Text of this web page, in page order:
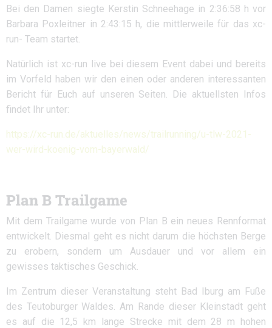
Bei den Damen siegte Kerstin Schneehage in 2:36:58 h vor
Barbara Poxleitner in 2:43:15 h, die mittlerweile für das xc-
run- Team startet.
Natürlich ist xc-run live bei diesem Event dabei und bereits
im Vorfeld haben wir den einen oder anderen interessanten
Bericht für Euch auf unseren Seiten. Die aktuellsten Infos
findet Ihr unter:
https://xc-run.de/aktuelles/news/trailrunning/u-tlw-2021-
wer-wird-koenig-vom-bayerwald/
Plan B Trailgame
Mit dem Trailgame wurde von Plan B ein neues Rennformat
entwickelt. Diesmal geht es nicht darum die höchsten Berge
zu erobern, sondern um Ausdauer und vor allem ein
gewisses taktisches Geschick.
Im Zentrum dieser Veranstaltung steht Bad Iburg am Fuße
des Teutoburger Waldes. Am Rande dieser Kleinstadt geht
es auf die 12,5 km lange Strecke mit dem 28 m hohen